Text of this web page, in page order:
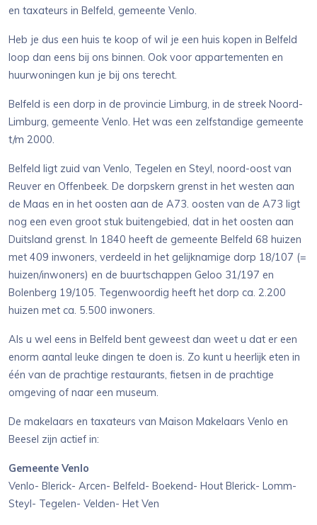
en taxateurs in Belfeld, gemeente Venlo.
Heb je dus een huis te koop of wil je een huis kopen in Belfeld
loop dan eens bij ons binnen. Ook voor appartementen en
huurwoningen kun je bij ons terecht.
Belfeld is een dorp in de provincie Limburg, in de streek Noord-
Limburg, gemeente Venlo. Het was een zelfstandige gemeente
t/m 2000.
Belfeld ligt zuid van Venlo, Tegelen en Steyl, noord-oost van
Reuver en Offenbeek. De dorpskern grenst in het westen aan
de Maas en in het oosten aan de A73. oosten van de A73 ligt
nog een even groot stuk buitengebied, dat in het oosten aan
Duitsland grenst. In 1840 heeft de gemeente Belfeld 68 huizen
met 409 inwoners, verdeeld in het gelijknamige dorp 18/107 (=
huizen/inwoners) en de buurtschappen Geloo 31/197 en
Bolenberg 19/105. Tegenwoordig heeft het dorp ca. 2.200
huizen met ca. 5.500 inwoners.
Als u wel eens in Belfeld bent geweest dan weet u dat er een
enorm aantal leuke dingen te doen is. Zo kunt u heerlijk eten in
één van de prachtige restaurants, fietsen in de prachtige
omgeving of naar een museum.
De makelaars en taxateurs van Maison Makelaars Venlo en
Beesel zijn actief in:
Gemeente Venlo
Venlo- Blerick- Arcen- Belfeld- Boekend- Hout Blerick- Lomm-
Steyl- Tegelen- Velden- Het Ven